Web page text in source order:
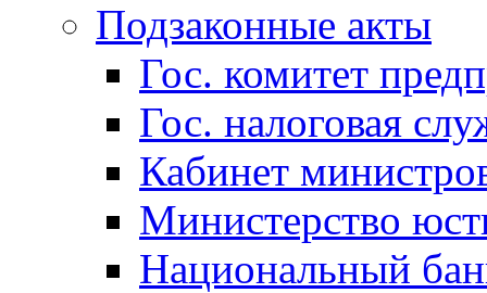
Подзаконные акты
Гос. комитет
Гос. налоговая
Кабинет
Министерство
Национальный